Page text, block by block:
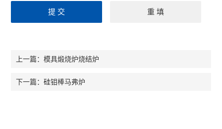
上一篇：模具煅烧炉烧结炉
下一篇：硅钼棒马弗炉